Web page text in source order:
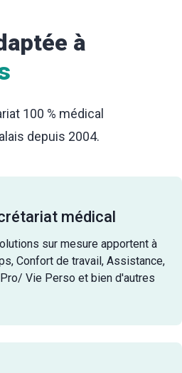
à
100 % médical
depuis 2004.
médical
sur mesure apportent à
Confort de travail, Assistance,
Vie Perso et bien d'autres